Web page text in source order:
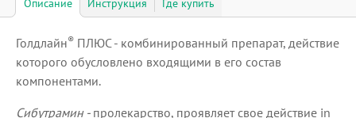
Голдлайн® ПЛЮС - комбинированный препарат, действие
которого обусловлено входящими в его состав
компонентами.
Сибутрамин - пролекарство, проявляет свое действие in